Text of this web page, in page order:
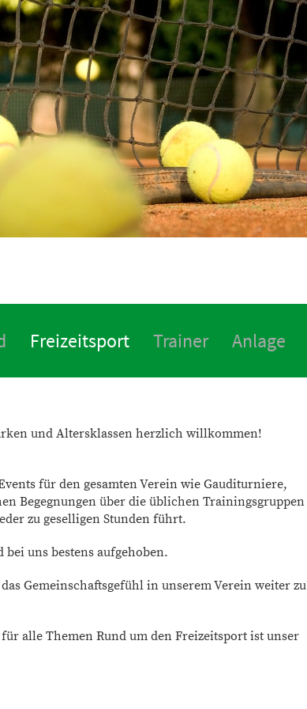
Freizeitsport Trainer Anlage
und Altersklassen herzlich willkommen!
für den gesamten Verein wie Gauditurniere,
Begegnungen über die üblichen Trainingsgruppen
zu geselligen Stunden führt.
uns bestens aufgehoben.
Gemeinschaftsgefühl in unserem Verein weiter zu
alle Themen Rund um den Freizeitsport ist unser